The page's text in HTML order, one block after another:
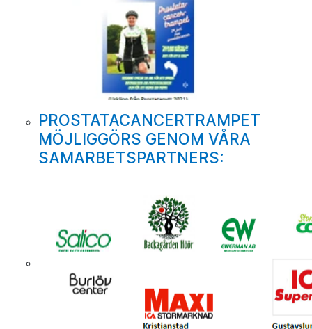
PROSTATACANCERTRAMPET
MÖJLIGGÖRS GENOM VÅRA
SAMARBETSPARTNERS: